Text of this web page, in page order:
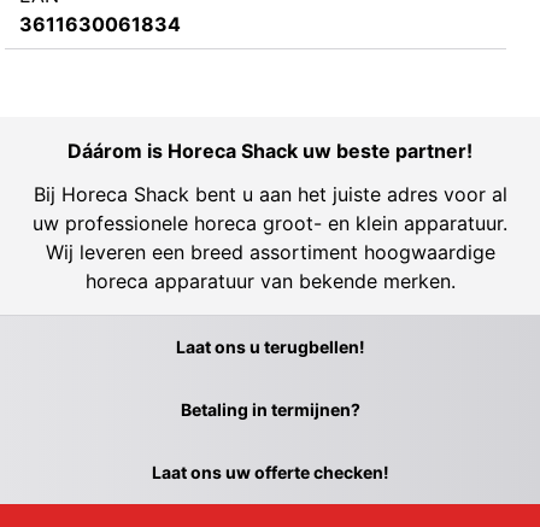
3611630061834
Dáárom is Horeca Shack uw beste partner!
Bij Horeca Shack bent u aan het juiste adres voor al
uw professionele horeca groot- en klein apparatuur.
Wij leveren een breed assortiment hoogwaardige
horeca apparatuur van bekende merken.
Laat ons u terugbellen!
Betaling in termijnen?
Laat ons uw offerte checken!